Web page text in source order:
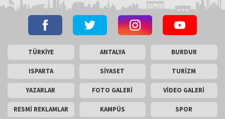
TÜRKİYE ANTALYA BURDUR
ISPARTA SİYASET TURİZM
YAZARLAR FOTO GALERİ VİDEO GALERİ
RESMİ REKLAMLAR KAMPÜS SPOR